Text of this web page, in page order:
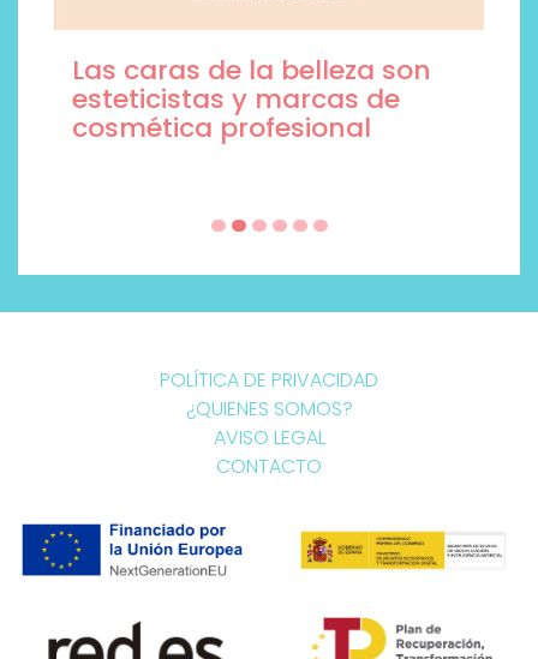
Las caras de la belleza son
esteticistas y marcas de
cosmética profesional
POLÍTICA DE PRIVACIDAD
¿QUIENES SOMOS?
AVISO LEGAL
CONTACTO